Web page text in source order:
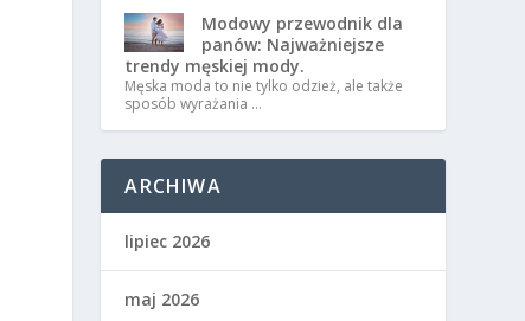
Modowy przewodnik dla
panów: Najważniejsze
trendy męskiej mody.
Męska moda to nie tylko odzież, ale także
sposób wyrażania …
ARCHIWA
lipiec 2026
maj 2026